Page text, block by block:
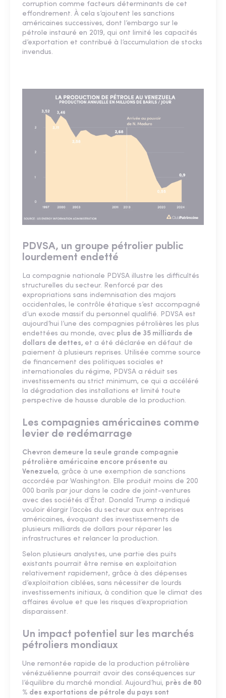
corruption comme facteurs déterminants de cet
effondrement. À cela s’ajoutent les sanctions
américaines successives, dont l’embargo sur le
pétrole instauré en 2019, qui ont limité les capacités
d’exportation et contribué à l’accumulation de stocks
invendus.
PDVSA, un groupe pétrolier public
lourdement endetté
La compagnie nationale PDVSA illustre les difficultés
structurelles du secteur. Renforcé par des
expropriations sans indemnisation des majors
occidentales, le contrôle étatique s’est accompagné
d’un exode massif du personnel qualifié. PDVSA est
aujourd’hui l’une des compagnies pétrolières les plus
endettées au monde, avec plus de 35 milliards de
dollars de dettes, et a été déclarée en défaut de
paiement à plusieurs reprises. Utilisée comme source
de financement des politiques sociales et
internationales du régime, PDVSA a réduit ses
investissements au strict minimum, ce qui a accéléré
la dégradation des installations et limité toute
perspective de hausse durable de la production.
Les compagnies américaines comme
levier de redémarrage
Chevron demeure la seule grande compagnie
pétrolière américaine encore présente au
Venezuela, grâce à une exemption de sanctions
accordée par Washington. Elle produit moins de 200
000 barils par jour dans le cadre de joint-ventures
avec des sociétés d’État. Donald Trump a indiqué
vouloir élargir l’accès du secteur aux entreprises
américaines, évoquant des investissements de
plusieurs milliards de dollars pour réparer les
infrastructures et relancer la production.
Selon plusieurs analystes, une partie des puits
existants pourrait être remise en exploitation
relativement rapidement, grâce à des dépenses
d’exploitation ciblées, sans nécessiter de lourds
investissements initiaux, à condition que le climat des
affaires évolue et que les risques d’expropriation
disparaissent.
Un impact potentiel sur les marchés
pétroliers mondiaux
Une remontée rapide de la production pétrolière
vénézuélienne pourrait avoir des conséquences sur
l’équilibre du marché mondial. Aujourd’hui, près de 80
% des exportations de pétrole du pays sont